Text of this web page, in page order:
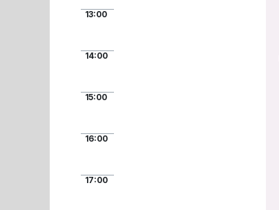
13:00
14:00
15:00
16:00
17:00